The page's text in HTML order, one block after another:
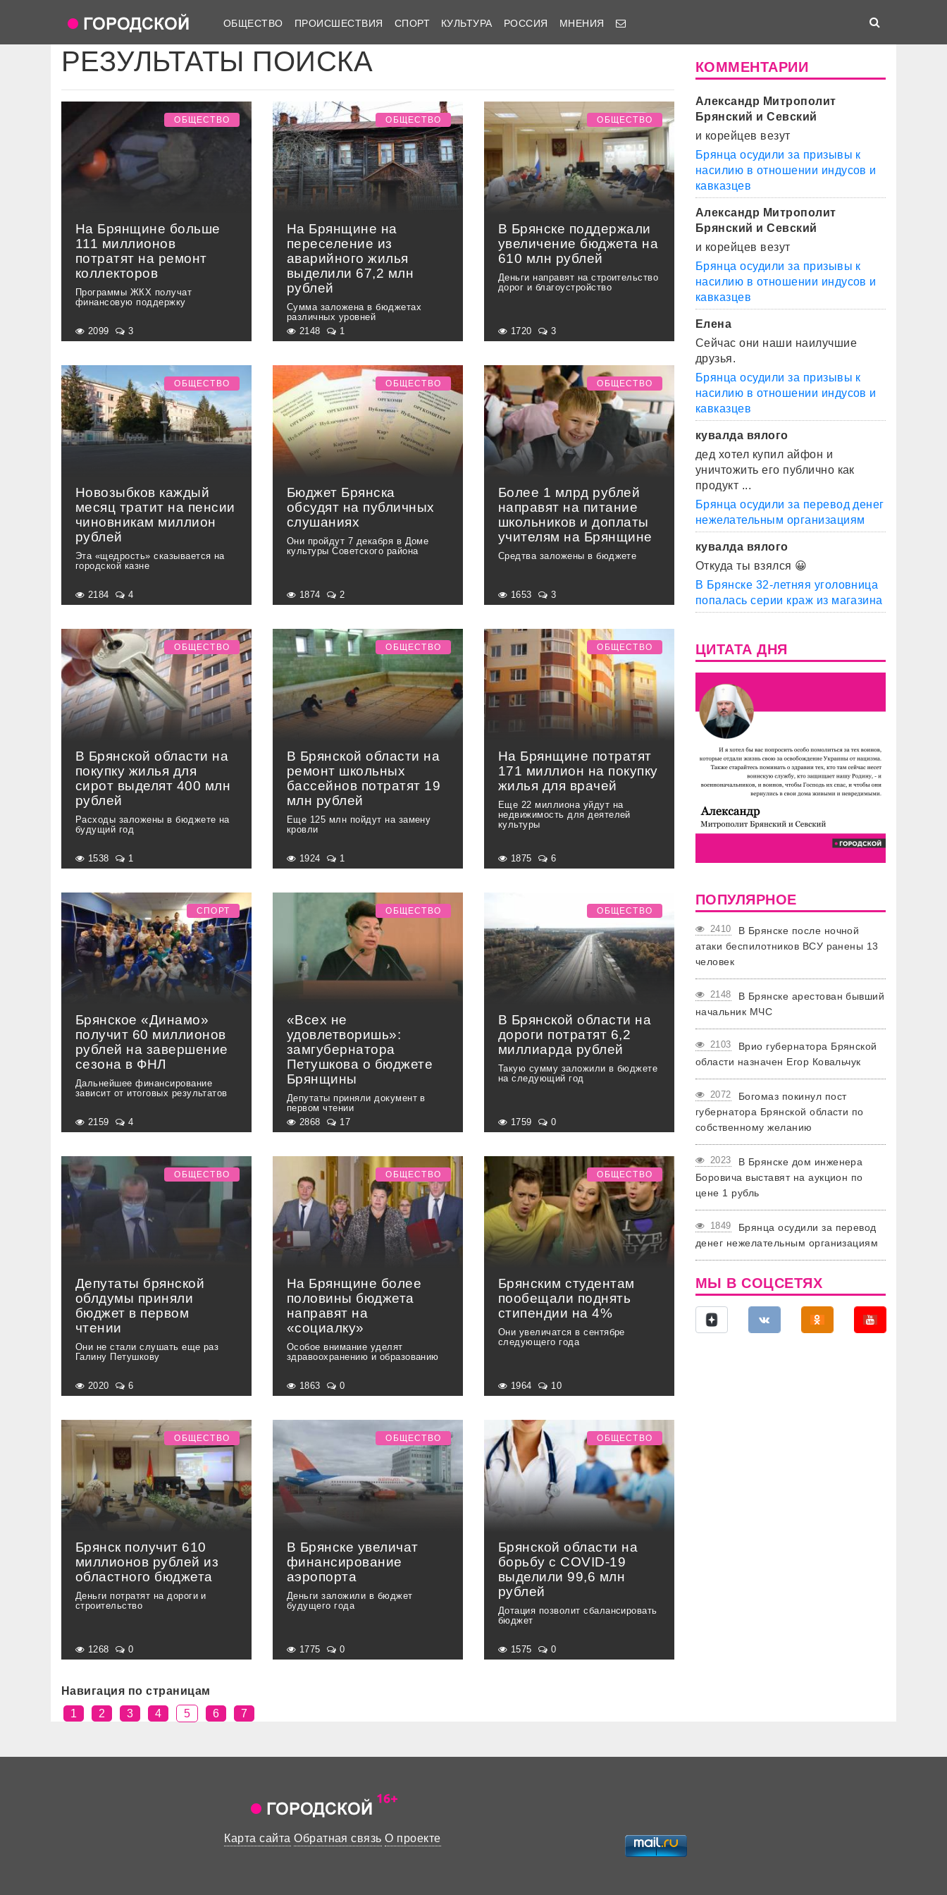
ОБЩЕСТВО ПРОИСШЕСТВИЯ СПОРТ КУЛЬТУРА РОССИЯ МНЕНИЯ
РЕЗУЛЬТАТЫ ПОИСКА
На Брянщине больше
111 миллионов
потратят на ремонт
коллекторов
Программы ЖКХ получат
финансовую поддержку
ОБЩЕСТВО
2099 3
На Брянщине на
переселение из
аварийного жилья
выделили 67,2 млн
рублей
Сумма заложена в бюджетах
различных уровней
ОБЩЕСТВО
2148 1
В Брянске поддержали
увеличение бюджета на
610 млн рублей
Деньги направят на строительство
дорог и благоустройство
ОБЩЕСТВО
1720 3
Новозыбков каждый
месяц тратит на пенсии
чиновникам миллион
рублей
Эта «щедрость» сказывается на
городской казне
ОБЩЕСТВО
2184 4
Бюджет Брянска
обсудят на публичных
слушаниях
Они пройдут 7 декабря в Доме
культуры Советского района
ОБЩЕСТВО
1874 2
Более 1 млрд рублей
направят на питание
школьников и доплаты
учителям на Брянщине
Средтва заложены в бюджете
ОБЩЕСТВО
1653 3
В Брянской области на
покупку жилья для
сирот выделят 400 млн
рублей
Расходы заложены в бюджете на
будущий год
ОБЩЕСТВО
1538 1
В Брянской области на
ремонт школьных
бассейнов потратят 19
млн рублей
Еще 125 млн пойдут на замену
кровли
ОБЩЕСТВО
1924 1
На Брянщине потратят
171 миллион на покупку
жилья для врачей
Еще 22 миллиона уйдут на
недвижимость для деятелей
культуры
ОБЩЕСТВО
1875 6
Брянское «Динамо»
получит 60 миллионов
рублей на завершение
сезона в ФНЛ
Дальнейшее финансирование
зависит от итоговых результатов
СПОРТ
2159 4
«Всех не
удовлетворишь»:
замгубернатора
Петушкова о бюджете
Брянщины
Депутаты приняли документ в
первом чтении
ОБЩЕСТВО
2868 17
В Брянской области на
дороги потратят 6,2
миллиарда рублей
Такую сумму заложили в бюджете
на следующий год
ОБЩЕСТВО
1759 0
Депутаты брянской
облдумы приняли
бюджет в первом
чтении
Они не стали слушать еще раз
Галину Петушкову
ОБЩЕСТВО
2020 6
На Брянщине более
половины бюджета
направят на
«социалку»
Особое внимание уделят
здравоохранению и образованию
ОБЩЕСТВО
1863 0
Брянским студентам
пообещали поднять
стипендии на 4%
Они увеличатся в сентябре
следующего года
ОБЩЕСТВО
1964 10
Брянск получит 610
миллионов рублей из
областного бюджета
Деньги потратят на дороги и
строительство
ОБЩЕСТВО
1268 0
В Брянске увеличат
финансирование
аэропорта
Деньги заложили в бюджет
будущего года
ОБЩЕСТВО
1775 0
Брянской области на
борьбу с COVID-19
выделили 99,6 млн
рублей
Дотация позволит сбалансировать
бюджет
ОБЩЕСТВО
1575 0
Навигация по страницам
1
2 3 4 5 6 7
КОММЕНТАРИИ
Александр Митрополит
Брянский и Севский
и корейцев везут
Брянца осудили за призывы к
насилию в отношении индусов и
кавказцев
Александр Митрополит
Брянский и Севский
и корейцев везут
Брянца осудили за призывы к
насилию в отношении индусов и
кавказцев
Елена
Сейчас они наши наилучшие
друзья.
Брянца осудили за призывы к
насилию в отношении индусов и
кавказцев
кувалда вялого
дед хотел купил айфон и
уничтожить его публично как
продукт ...
Брянца осудили за перевод денег
нежелательным организациям
кувалда вялого
Откуда ты взялся 😀
В Брянске 32-летняя уголовница
попалась серии краж из магазина
ЦИТАТА ДНЯ
ПОПУЛЯРНОЕ
2410
В Брянске после ночной
атаки беспилотников ВСУ ранены 13
человек
2148
В Брянске арестован бывший
начальник МЧС
2103
Врио губернатора Брянской
области назначен Егор Ковальчук
2072
Богомаз покинул пост
губернатора Брянской области по
собственному желанию
2023
В Брянске дом инженера
Боровича выставят на аукцион по
цене 1 рубль
1849
Брянца осудили за перевод
денег нежелательным организациям
МЫ В СОЦСЕТЯХ
Карта сайта Обратная связь О проекте